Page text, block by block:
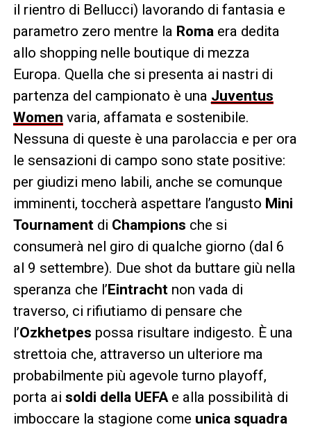
il rientro di Bellucci) lavorando di fantasia e
parametro zero mentre la Roma era dedita
allo shopping nelle boutique di mezza
Europa. Quella che si presenta ai nastri di
partenza del campionato è una Juventus
Women varia, affamata e sostenibile.
Nessuna di queste è una parolaccia e per ora
le sensazioni di campo sono state positive:
per giudizi meno labili, anche se comunque
imminenti, toccherà aspettare l’angusto Mini
Tournamentdi Champions che si
consumerà nel giro di qualche giorno (dal 6
al 9 settembre). Due shot da buttare giù nella
speranza che l’Eintrachtnon vada di
traverso, ci rifiutiamo di pensare che
l’Ozkhetpes possa risultare indigesto. È una
strettoia che, attraverso un ulteriore ma
probabilmente più agevole turno playoff,
porta ai soldi della UEFAe alla possibilità di
imboccare la stagione come unica squadra